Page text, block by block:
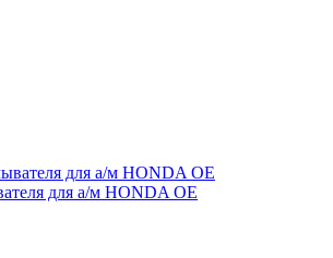
для а/м HONDA OE